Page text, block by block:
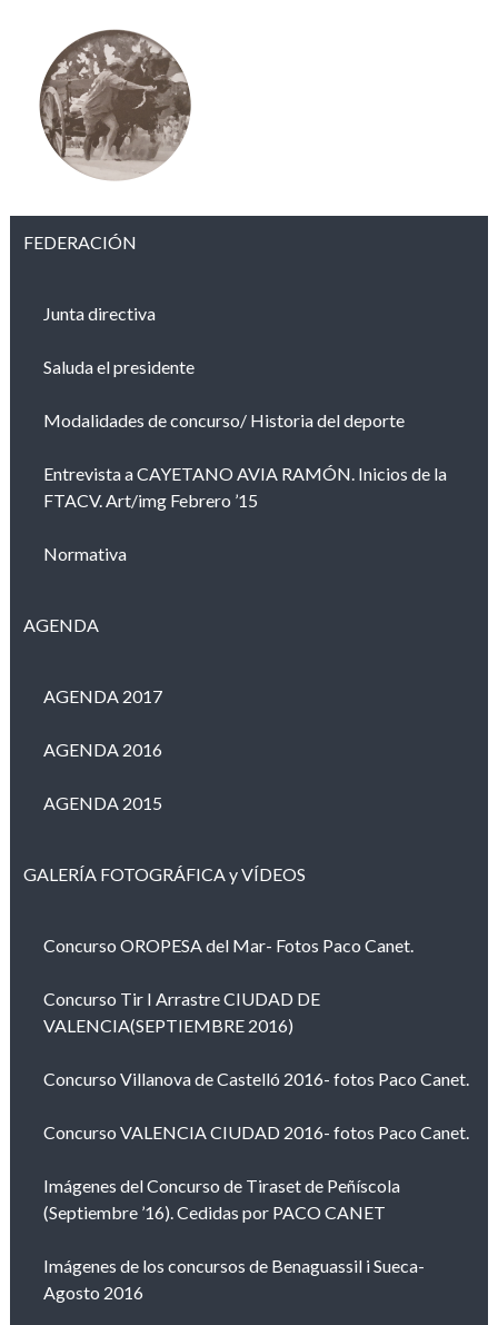
FEDERACIÓN
Junta directiva
Saluda el presidente
Modalidades de concurso/ Historia del deporte
Entrevista a CAYETANO AVIA RAMÓN. Inicios de la
FTACV. Art/img Febrero ’15
Normativa
AGENDA
AGENDA 2017
AGENDA 2016
AGENDA 2015
GALERÍA FOTOGRÁFICA y VÍDEOS
Concurso OROPESA del Mar- Fotos Paco Canet.
Concurso Tir I Arrastre CIUDAD DE
VALENCIA(SEPTIEMBRE 2016)
Concurso Villanova de Castelló 2016- fotos Paco Canet.
Concurso VALENCIA CIUDAD 2016- fotos Paco Canet.
Imágenes del Concurso de Tiraset de Peñíscola
(Septiembre ’16). Cedidas por PACO CANET
Imágenes de los concursos de Benaguassil i Sueca-
Agosto 2016